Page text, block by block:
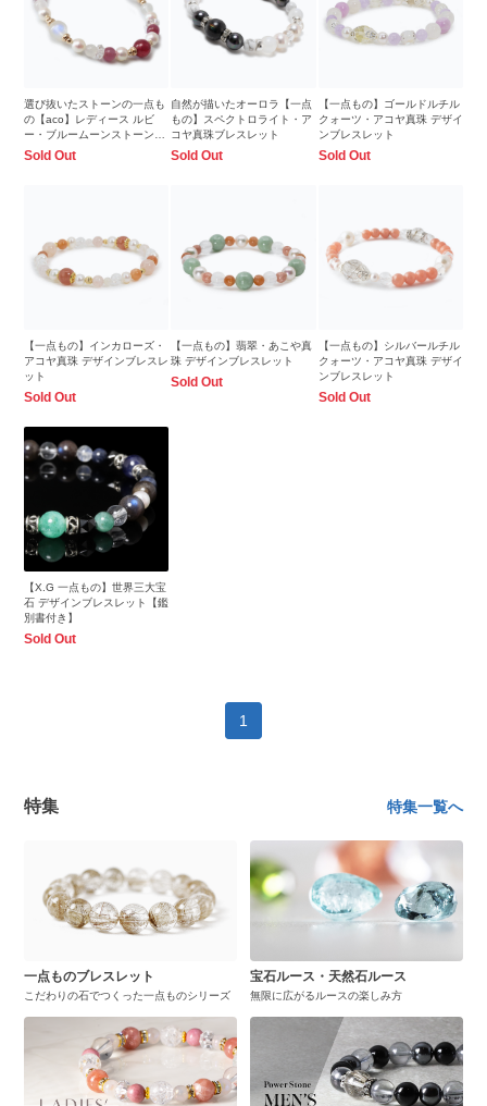
選び抜いたストーンの一点も
の【aco】レディース ルビ
ー・ブルームーンストーンブ
レスレット
Sold Out
自然が描いたオーロラ【一点
もの】スペクトロライト・ア
コヤ真珠ブレスレット
Sold Out
【一点もの】ゴールドルチル
クォーツ・アコヤ真珠 デザイ
ンブレスレット
Sold Out
【一点もの】インカローズ・
アコヤ真珠 デザインブレスレ
ット
Sold Out
【一点もの】翡翠・あこや真
珠 デザインブレスレット
Sold Out
【一点もの】シルバールチル
クォーツ・アコヤ真珠 デザイ
ンブレスレット
Sold Out
【X.G 一点もの】世界三大宝
石 デザインブレスレット【鑑
別書付き】
Sold Out
1
特集 特集一覧へ
一点ものブレスレット
こだわりの石でつくった一点ものシリーズ
宝石ルース・天然石ルース
無限に広がるルースの楽しみ方